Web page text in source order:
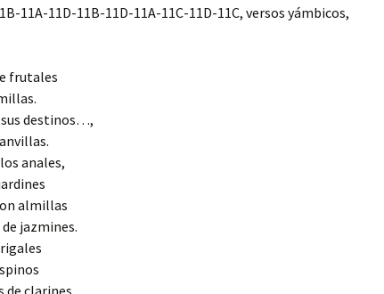
MIEMBRO DE LA
DEL 23
SIGLO XXI
NORABUENA
MIEMBRO
GENERACIÓN DEL
SIGLO XXI
GASPAR
MIEMBRO DE LA
DEL 23
SIGLO XXI
ESPAÑOL…, PRIMER
CONCIERTO MUNDIAL
11A-11D-11B-11D-11A-11C-11D-11C, versos yámbicos,
frutales
destinos…,
anales,
almillas
jazmines.